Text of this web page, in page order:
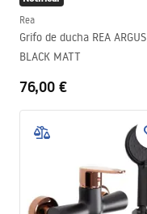
Rea
Grifo de ducha REA ARGUS
BLACK MATT
76,00 €